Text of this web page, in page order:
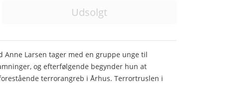
Udsolgt
Anne Larsen tager med en gruppe unge til
og efterfølgende begynder hun at
terrorangreb i Århus. Terrortruslen i